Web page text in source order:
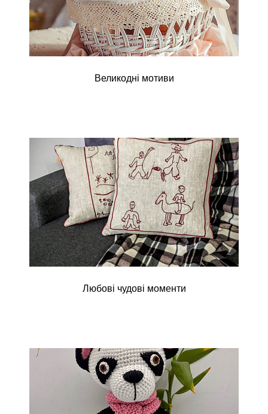
Великодні мотиви
Любові чудові моменти